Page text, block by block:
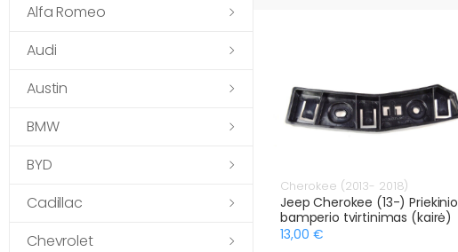
Alfa Romeo
Audi
Austin
BMW
BYD
Cadillac
Chevrolet
Cherokee (2013- 2018)
Jeep Cherokee (13-) Priekinio
bamperio tvirtinimas (kairė)
13,00 €